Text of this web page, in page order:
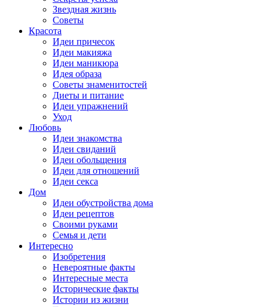
Звездная жизнь
Советы
Красота
Идеи причесок
Идеи макияжа
Идеи маникюра
Идея образа
Советы знаменитостей
Диеты и питание
Идеи упражнений
Уход
Любовь
Идеи знакомства
Идеи свиданий
Идеи обольщения
Идеи для отношений
Идеи секса
Дом
Идеи обустройства дома
Идеи рецептов
Своими руками
Семья и дети
Интересно
Изобретения
Невероятные факты
Интересные места
Исторические факты
Истории из жизни